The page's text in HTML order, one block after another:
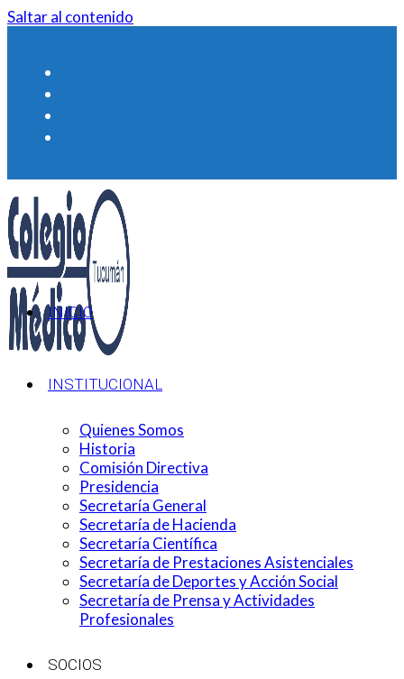
Saltar al contenido
INICIO
INSTITUCIONAL
Quienes Somos
Historia
Comisión Directiva
Presidencia
Secretaría General
Secretaría de Hacienda
Secretaría Científica
Secretaría de Prestaciones Asistenciales
Secretaría de Deportes y Acción Social
Secretaría de Prensa y Actividades
Profesionales
SOCIOS